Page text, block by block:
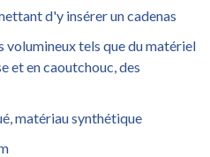
d'y insérer un cadenas
volumineux tels que du matériel
et en caoutchouc, des
matériau synthétique